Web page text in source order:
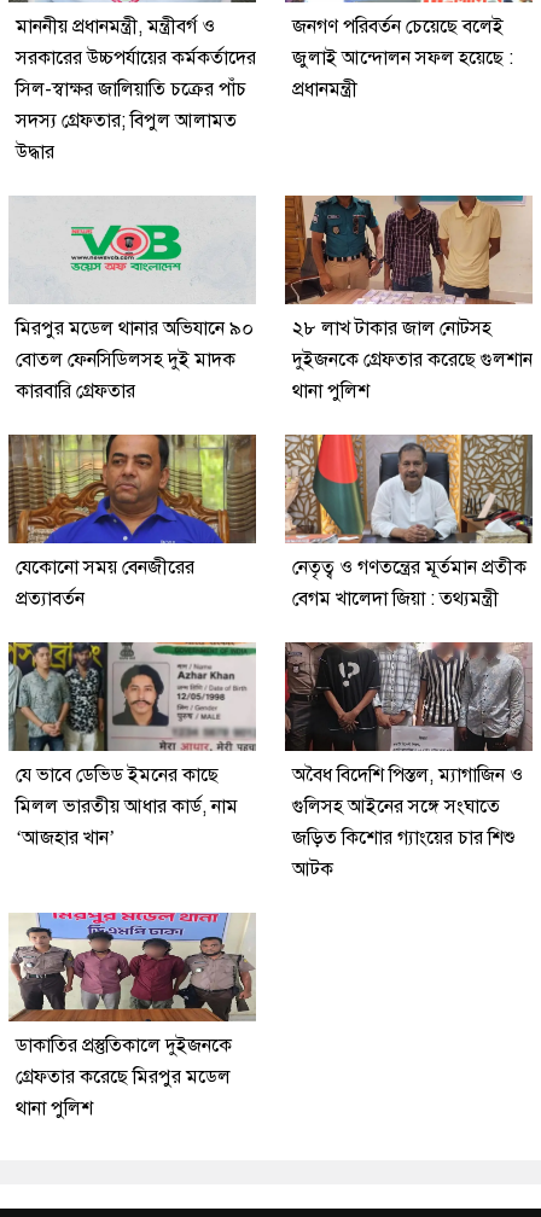
মাননীয় প্রধানমন্ত্রী, মন্ত্রীবর্গ ও
সরকারের উচ্চপর্যায়ের কর্মকর্তাদের
সিল-স্বাক্ষর জালিয়াতি চক্রের পাঁচ
সদস্য গ্রেফতার; বিপুল আলামত
উদ্ধার
জনগণ পরিবর্তন চেয়েছে বলেই
জুলাই আন্দোলন সফল হয়েছে :
প্রধানমন্ত্রী
মিরপুর মডেল থানার অভিযানে ৯০
বোতল ফেনসিডিলসহ দুই মাদক
কারবারি গ্রেফতার
২৮ লাখ টাকার জাল নোটসহ
দুইজনকে গ্রেফতার করেছে গুলশান
থানা পুলিশ
যেকোনো সময় বেনজীরের
প্রত্যাবর্তন
নেতৃত্ব ও গণতন্ত্রের মূর্তমান প্রতীক
বেগম খালেদা জিয়া : তথ্যমন্ত্রী
যে ভাবে ডেভিড ইমনের কাছে
মিলল ভারতীয় আধার কার্ড, নাম
‘আজহার খান’
অবৈধ বিদেশি পিস্তল, ম্যাগাজিন ও
গুলিসহ আইনের সঙ্গে সংঘাতে
জড়িত কিশোর গ্যাংয়ের চার শিশু
আটক
ডাকাতির প্রস্তুতিকালে দুইজনকে
গ্রেফতার করেছে মিরপুর মডেল
থানা পুলিশ